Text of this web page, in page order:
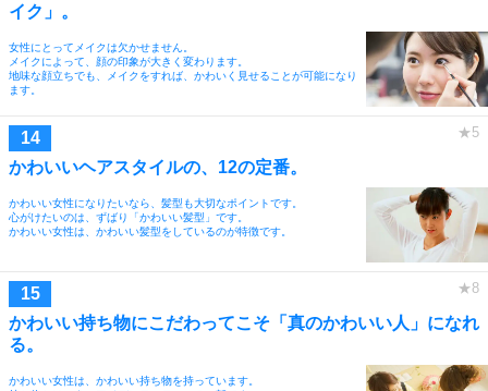
イク」。
女性にとってメイクは欠かせません。
メイクによって、顔の印象が大きく変わります。
地味な顔立ちでも、メイクをすれば、かわいく見せることが可能になり
ます。
かわいいヘアスタイルの、12の定番。
かわいい女性になりたいなら、髪型も大切なポイントです。
心がけたいのは、ずばり「かわいい髪型」です。
かわいい女性は、かわいい髪型をしているのが特徴です。
かわいい持ち物にこだわってこそ「真のかわいい人」になれ
る。
かわいい女性は、かわいい持ち物を持っています。